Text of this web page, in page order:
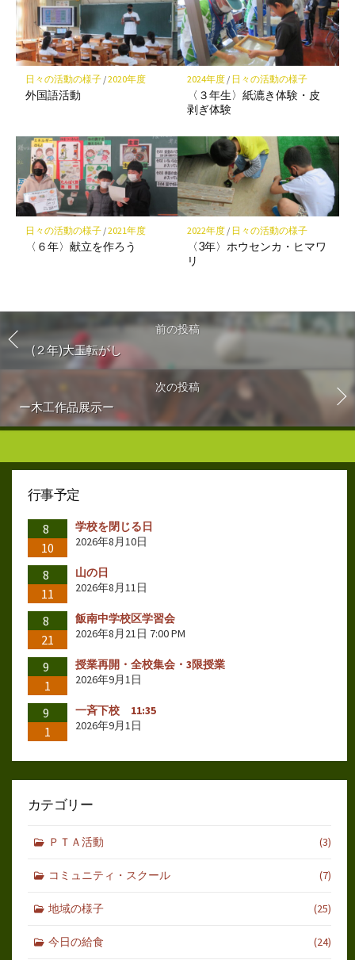
日々の活動の様子/2020年度
外国語活動
2024年度/ 日々の活動の様子
〈３年生〉紙漉き体験・皮
剥ぎ体験
日々の活動の様子/2021年度
〈６年〉献立を作ろう
2022年度/ 日々の活動の様子
〈3年〉ホウセンカ・ヒマワ
リ
前の投稿
(２年)大玉転がし
次の投稿
ー木工作品展示ー
行事予定
8
10
学校を閉じる日
2026年8月10日
8
11
山の日
2026年8月11日
8
21
飯南中学校区学習会
2026年8月21日 7:00 PM
9
1
授業再開・全校集会・3限授業
2026年9月1日
9
1
一斉下校 11:35
2026年9月1日
カテゴリー
ＰＴＡ活動 (3)
コミュニティ・スクール (7)
地域の様子 (25)
今日の給食 (24)